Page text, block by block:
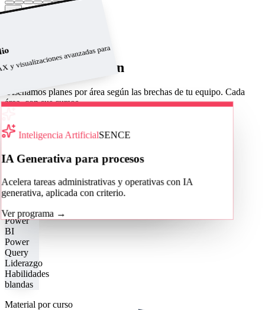
visualizaciones avanzadas para
Inteligencia ArtificialSENCE
IA Generativa para procesos
Acelera tareas administrativas y operativas con IA
generativa, aplicada con criterio.
Ver programa →
→
Áreas de formación
Diseñamos planes por área según las brechas de tu equipo. Cada
área, con sus cursos.
Cotizar para mi equipo
Área
Excel Corporativo
De fórmulas y tablas dinámicas a la
automatización con macros y VBA.
Ver cursos→
Power
BI
Power
Query
Liderazgo
Habilidades
blandas
Material por curso